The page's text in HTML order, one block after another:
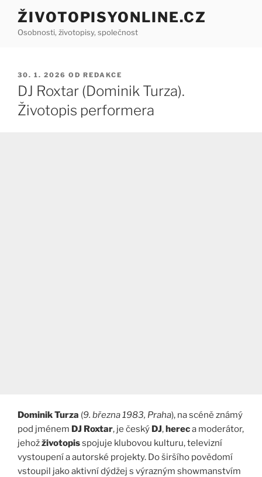
Přejít
obsahu
ŽIVOTOPISYONLINE.CZ
Osobnosti, životopisy, společnost
PUBLIKOVÁNO
30. 1. 2026 OD REDAKCE
DJ Roxtar (Dominik Turza).
Životopis performera
Dominik Turza (9. března 1983, Praha), na scéně známý
pod jménem DJ Roxtar, je český DJ,hereca moderátor,
jehožživotopisspojuje klubovou kulturu, televizní
vystoupení a autorské projekty. Do širšího povědomí
vstoupil jako aktivní dýdžej s výrazným showmanstvím